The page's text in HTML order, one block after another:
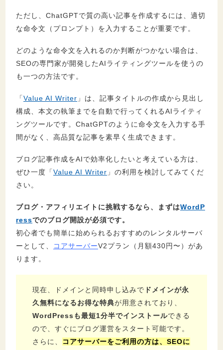
ただし、ChatGPTで質の高い記事を作成するには、適切
な命令文（プロンプト）を入力することが重要です。
どのような命令文を入れるのか判断がつかない場合は、
SEOの専門家が開発したAIライティングツールを使うの
も一つの方法です。
「Value AI Writer 」は、記事タイトルの作成から見出し
構成、本文の執筆までを自動で行ってくれるAIライティ
ングツールです。ChatGPTのように命令文を入力する手
間がなく、高品質な記事を素早く生成できます。
ブログ記事作成をAIで効率化したいと考えている方は、
ぜひ一度「Value AI Writer 」の利用を検討してみてくだ
さい。
ブログ・アフィリエイトに挑戦するなら、まずはWordP
ressでのブログ開設が必須です。
初心者でも簡単に始められるおすすめのレンタルサーバ
ーとして、
コアサーバーV2プラン（月額430円〜）があ
ります。
現在、ドメインと同時申し込みで ドメインが永
久無料になるお得な特典が用意されており、
WordPressも最短1分半でインストールできる
ので、すぐにブログ運営をスタート可能です。
さらに、
コアサーバーをご利用の方は、SEOに